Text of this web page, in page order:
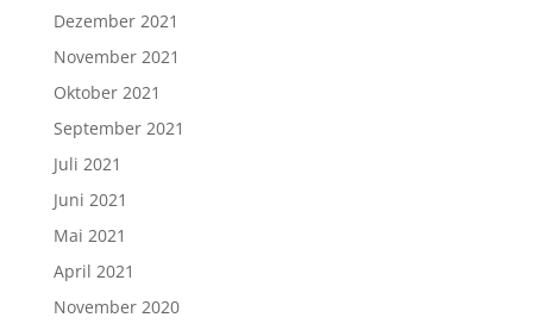
Dezember 2021
November 2021
Oktober 2021
September 2021
Juli 2021
Juni 2021
Mai 2021
April 2021
November 2020